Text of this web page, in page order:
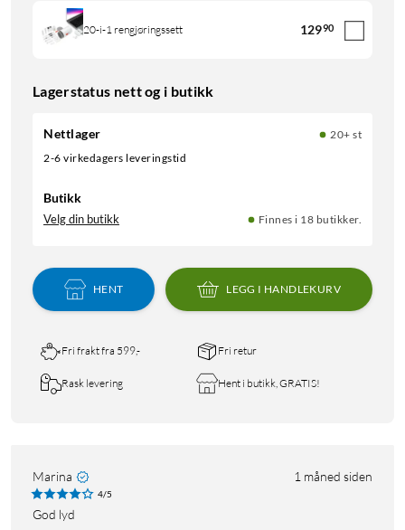
20-i-1 rengjøringssett 12990
Lagerstatus nett og i butikk
Nettlager
20+ st
2-6 virkedagers leveringstid
Butikk
Velg din butikk Finnes i 18 butikker.
HENT LEGG I HANDLEKURV
Fri frakt fra 599,- Fri retur
Rask levering Hent i butikk, GRATIS!
Marina 1 måned siden
4/5
God lyd